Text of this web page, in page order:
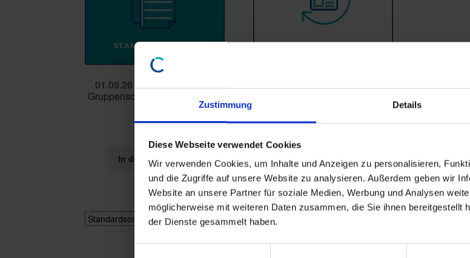
Zustimmung Details
Diese Webseite verwendet Cookies
Wir verwenden Cookies, um Inhalte und Anzeigen zu personalisieren,
und die Zugriffe auf unsere Website zu analysieren. Außerdem geben wir
Website an unsere Partner für soziale Medien, Werbung und Analysen
möglicherweise mit weiteren Daten zusammen, die Sie ihnen bereitgestellt
der Dienste gesammelt haben.
01.09.26 Beteiligungskreise
Gruppenschulung Stammdaten
In den Warenkorb
Webinar zum Jahresrelease iX-
In den Warenkorb
Alle 2 Ergebnisse werden angezeigt